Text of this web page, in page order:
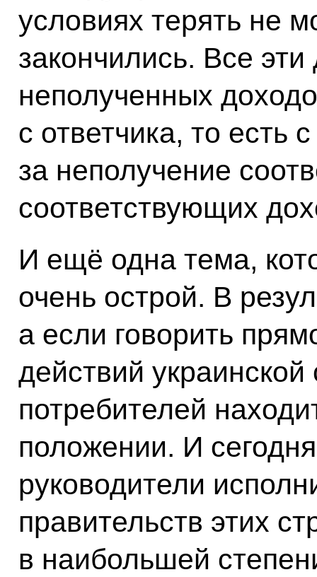
условиях терять не
закончились. Все
неполученных
с ответчика, то есть
за неполучение
соответствующих
И ещё одна тема,
очень острой. В
а если говорить
действий
потребителей
положении. И
руководители
правительств этих
в наибольшей